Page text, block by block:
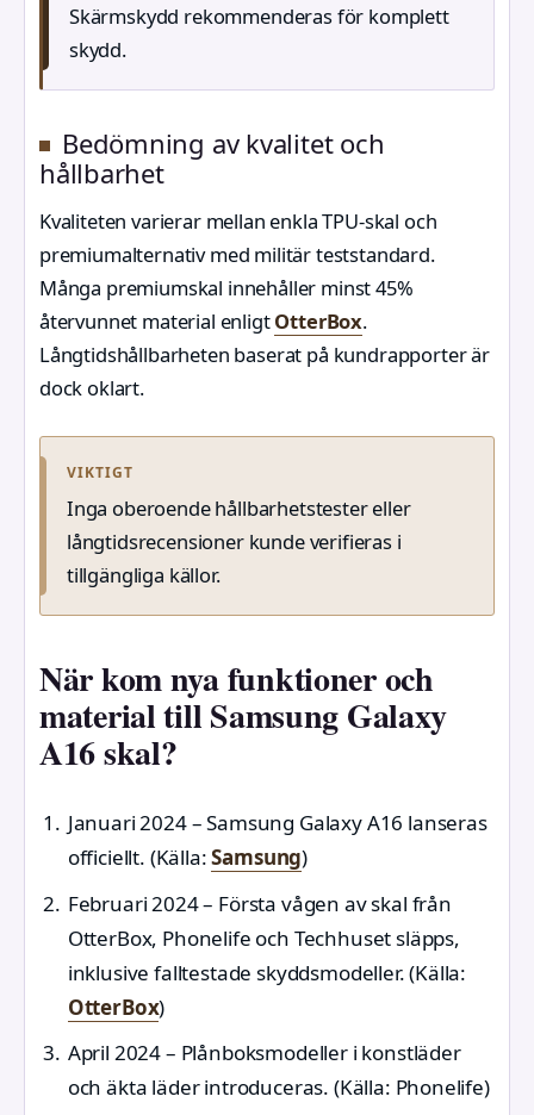
Skärmskydd rekommenderas för komplett
skydd.
Bedömning av kvalitet och
hållbarhet
Kvaliteten varierar mellan enkla TPU-skal och
premiumalternativ med militär teststandard.
Många premiumskal innehåller minst 45%
återvunnet material enligtOtterBox.
Långtidshållbarheten baserat på kundrapporter är
dock oklart.
VIKTIGT
Inga oberoende hållbarhetstester eller
långtidsrecensioner kunde verifieras i
tillgängliga källor.
När kom nya funktioner och
material till Samsung Galaxy
A16 skal?
Januari 2024– Samsung Galaxy A16 lanseras
officiellt. (Källa:Samsung)
Februari 2024– Första vågen av skal från
OtterBox, Phonelife och Techhuset släpps,
inklusive falltestade skyddsmodeller. (Källa:
OtterBox)
April 2024– Plånboksmodeller i konstläder
och äkta läder introduceras. (Källa: Phonelife)